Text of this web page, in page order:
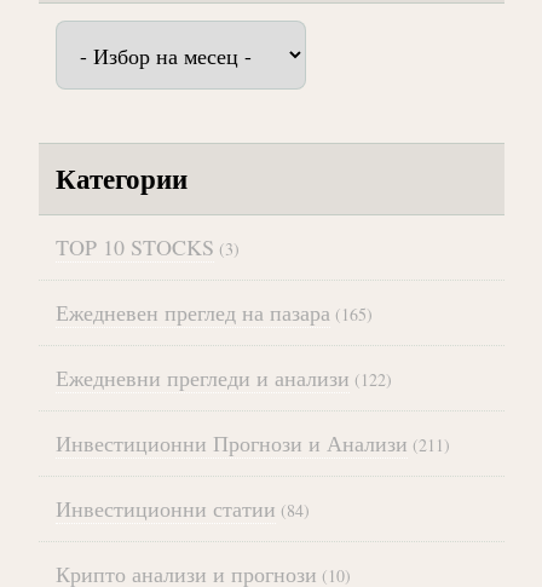
Архив
Категории
TOP 10 STOCKS (3)
Ежедневен преглед на пазара (165)
Ежедневни прегледи и анализи (122)
Инвестиционни Прогнози и Анализи (211)
Инвестиционни статии (84)
Крипто анализи и прогнози (10)